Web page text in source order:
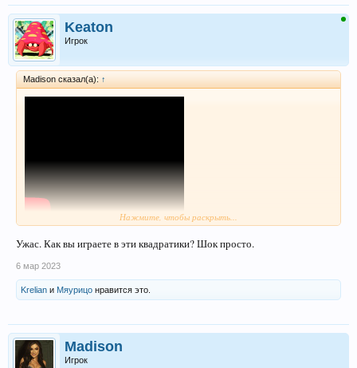
Keaton
Игрок
Madison сказал(а): ↑
Спасибо Матыге за стрим с которого я собрал мувик.
Нажмите, чтобы раскрыть...
Ужас. Как вы играете в эти квадратики? Шок просто.
6 мар 2023
Krelian и Мяурицо нравится это.
Madison
Игрок